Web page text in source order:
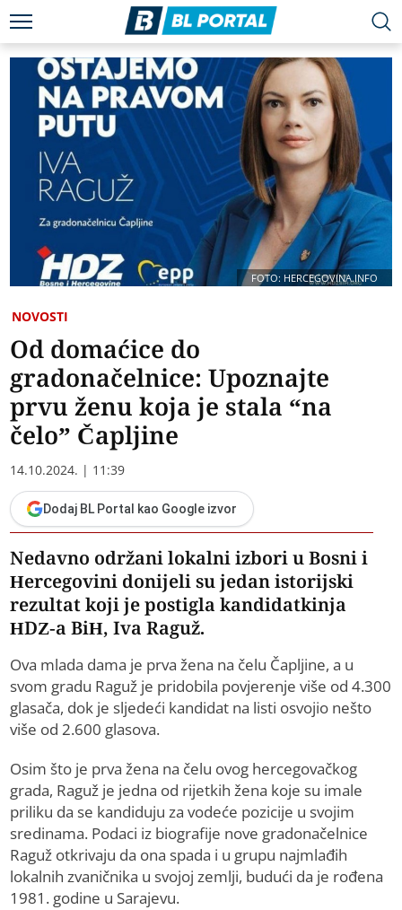
FOTO: HERCEGOVINA.INFO
NOVOSTI
Od domaćice do
gradonačelnice: Upoznajte
prvu ženu koja je stala “na
čelo” Čapljine
14.10.2024. | 11:39
Dodaj BL Portal kao Google izvor
Nedavno održani lokalni izbori u Bosni i
Hercegovini donijeli su jedan istorijski
rezultat koji je postigla kandidatkinja
HDZ-a BiH, Iva Raguž.
Ova mlada dama je prva žena na čelu Čapljine, a u
svom gradu Raguž je pridobila povjerenje više od 4.300
glasača, dok je sljedeći kandidat na listi osvojio nešto
više od 2.600 glasova.
Osim što je prva žena na čelu ovog hercegovačkog
grada, Raguž je jedna od rijetkih žena koje su imale
priliku da se kandiduju za vodeće pozicije u svojim
sredinama. Podaci iz biografije nove gradonačelnice
Raguž otkrivaju da ona spada i u grupu najmlađih
lokalnih zvaničnika u svojoj zemlji, budući da je rođena
1981. godine u Sarajevu.